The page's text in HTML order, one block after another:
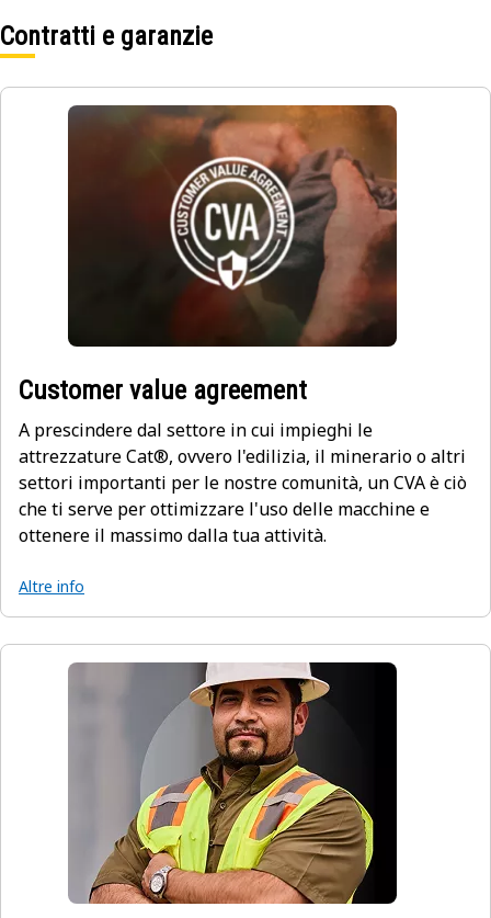
Contratti e garanzie
Customer value agreement
A prescindere dal settore in cui impieghi le
attrezzature Cat®, ovvero l'edilizia, il minerario o altri
settori importanti per le nostre comunità, un CVA è ciò
che ti serve per ottimizzare l'uso delle macchine e
ottenere il massimo dalla tua attività.
Altre info